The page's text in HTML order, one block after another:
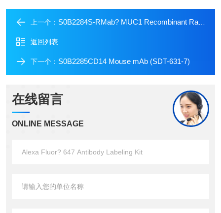
上一个： S0B2284S-RMab? MUC1 Recombinant Rabbit mAb (SDT-776-49)
返回列表
下一个： S0B2285CD14 Mouse mAb (SDT-631-7)
在线留言
ONLINE MESSAGE